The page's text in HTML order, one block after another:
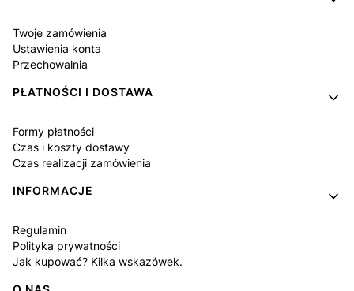
Twoje zamówienia
Ustawienia konta
Przechowalnia
PŁATNOŚCI I DOSTAWA
Formy płatności
Czas i koszty dostawy
Czas realizacji zamówienia
INFORMACJE
Regulamin
Polityka prywatności
Jak kupować? Kilka wskazówek.